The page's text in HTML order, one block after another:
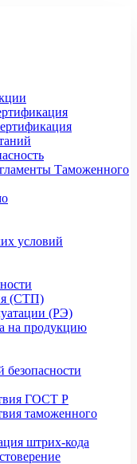
Таможенного
условий
(СТП)
(РЭ)
на продукцию
безопасности
ГОСТ Р
таможенного
штрих-кода